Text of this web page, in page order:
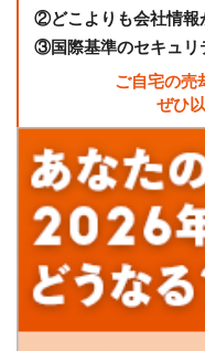
②どこよりも会社情
③国際基準のセキュ
ご自宅の売
ぜひ